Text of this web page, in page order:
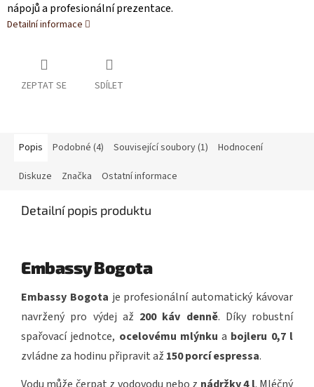
nápojů a profesionální prezentace.
Detailní informace
ZEPTAT SE SDÍLET
Popis Podobné (4) Související soubory (1) Hodnocení
Diskuze Značka Ostatní informace
Detailní popis produktu
Embassy Bogota
Embassy Bogota je profesionální automatický kávovar
navržený pro výdej až 200 káv denně. Díky robustní
spařovací jednotce, ocelovému mlýnku a bojleru 0,7 l
zvládne za hodinu připravit až 150 porcí espressa.